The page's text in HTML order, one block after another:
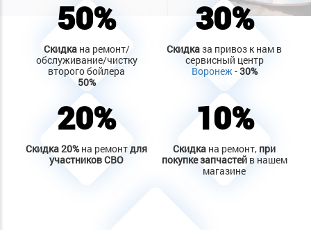
50%
Скидкана ремонт/
обслуживание/чистку
второго бойлера
50%
30%
Скидказа привоз к нам в
сервисный центр
Воронеж-30%
20%
Скидка20%на ремонтдля
участников СВО
10%
Скидка на ремонт, при
покупке запчастейв нашем
магазине